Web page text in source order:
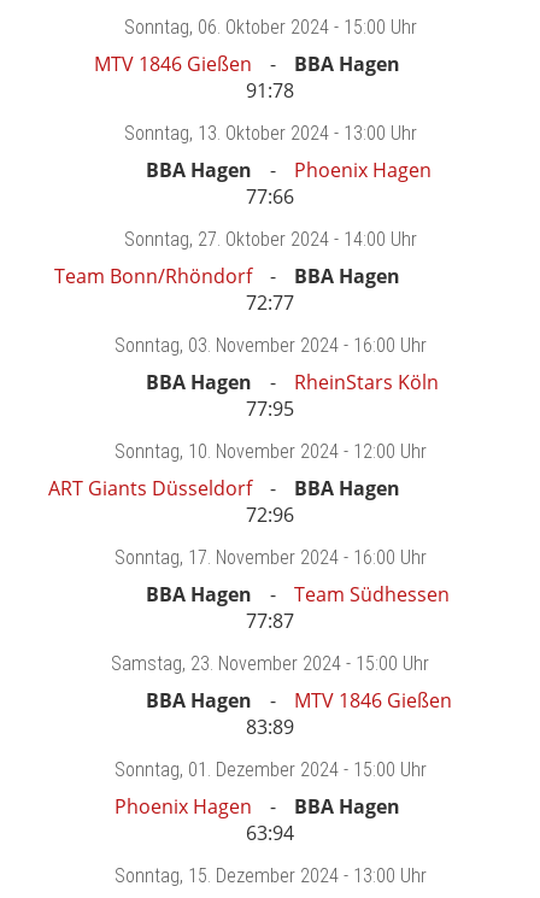
Sonntag, 06. Oktober 2024 - 15:00 Uhr
MTV 1846 Gießen
BBA Hagen
91:78
Sonntag, 13. Oktober 2024 - 13:00 Uhr
BBA Hagen
Phoenix Hagen
77:66
Sonntag, 27. Oktober 2024 - 14:00 Uhr
Team Bonn/Rhöndorf
BBA Hagen
72:77
Sonntag, 03. November 2024 - 16:00 Uhr
BBA Hagen
RheinStars Köln
77:95
Sonntag, 10. November 2024 - 12:00 Uhr
ART Giants Düsseldorf
BBA Hagen
72:96
Sonntag, 17. November 2024 - 16:00 Uhr
BBA Hagen
Team Südhessen
77:87
Samstag, 23. November 2024 - 15:00 Uhr
BBA Hagen
MTV 1846 Gießen
83:89
Sonntag, 01. Dezember 2024 - 15:00 Uhr
Phoenix Hagen
BBA Hagen
63:94
Sonntag, 15. Dezember 2024 - 13:00 Uhr